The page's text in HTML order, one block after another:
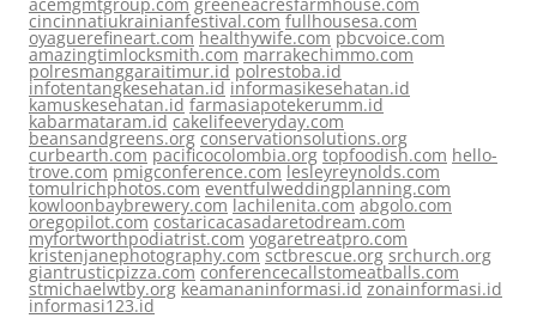
cincinnatiukrainianfestival.com fullhousesa.com
oyaguerefineart.com healthywife.com pbcvoice.com
amazingtimlocksmith.com marrakechimmo.com
polresmanggaraitimur.id polrestoba.id
infotentangkesehatan.id informasikesehatan.id
kamuskesehatan.id farmasiapotekerumm.id
kabarmataram.id cakelifeeveryday.com
beansandgreens.org conservationsolutions.org
curbearth.com pacificocolombia.org topfoodish.com hello-
trove.com pmigconference.com lesleyreynolds.com
tomulrichphotos.com eventfulweddingplanning.com
kowloonbaybrewery.com lachilenita.com abgolo.com
oregopilot.com costaricacasadaretodream.com
myfortworthpodiatrist.com yogaretreatpro.com
kristenjanephotography.com sctbrescue.org srchurch.org
giantrusticpizza.com conferencecallstomeatballs.com
stmichaelwtby.org keamananinformasi.id zonainformasi.id
informasi123.id